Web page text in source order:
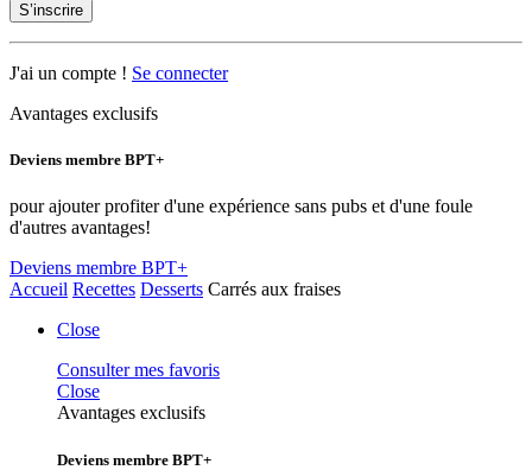
S’inscrire
J'ai un compte ! Se connecter
Avantages exclusifs
Deviens membre BPT+
pour ajouter profiter d'une expérience sans pubs et d'une foule
d'autres avantages!
Deviens membre BPT+
Accueil Recettes Desserts Carrés aux fraises
Close
Consulter mes favoris
Close
Avantages exclusifs
Deviens membre BPT+